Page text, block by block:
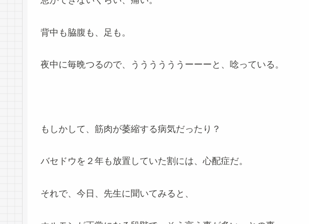
背中も脇腹も、足も。
夜中に毎晩つるので、ううううううーーーと、唸っている。
もしかして、筋肉が萎縮する病気だったり？
バセドウを２年も放置していた割には、心配症だ。
それで、今日、先生に聞いてみると、